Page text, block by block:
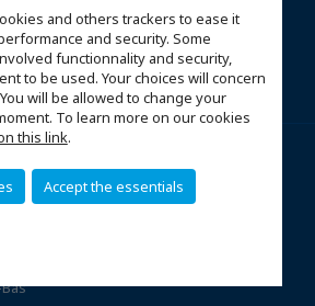
and others trackers to ease it
and security. Some
functionnality and security,
to be used. Your choices will concern
will be allowed to change your
To learn more on our cookies
this link.
Accept the essentials